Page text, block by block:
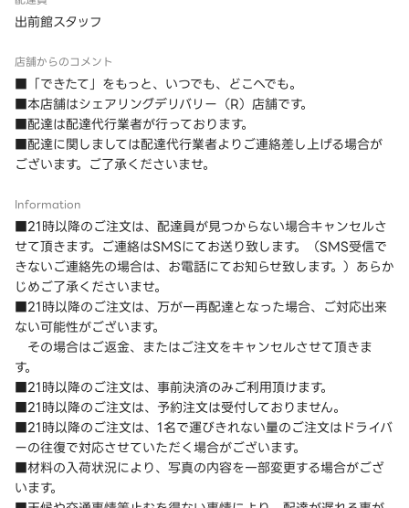
出前館スタッフ
店舗からのコメント
■「できたて」をもっと、いつでも、どこへでも。
■本店舗はシェアリングデリバリー（R）店舗です。
■配達は配達代行業者が行っております。
■配達に関しましては配達代行業者よりご連絡差し上げる場合が
ございます。ご了承くださいませ。
Information
■21時以降のご注文は、配達員が見つからない場合キャンセルさ
せて頂きます。ご連絡はSMSにてお送り致します。（SMS受信で
きないご連絡先の場合は、お電話にてお知らせ致します。）あらか
じめご了承くださいませ。
■21時以降のご注文は、万が一再配達となった場合、ご対応出来
ない可能性がございます。
その場合はご返金、またはご注文をキャンセルさせて頂きま
す。
■21時以降のご注文は、事前決済のみご利用頂けます。
■21時以降のご注文は、予約注文は受付しておりません。
■21時以降のご注文は、1名で運びきれない量のご注文はドライバ
ーの往復で対応させていただく場合がございます。
■材料の入荷状況により、写真の内容を一部変更する場合がござ
います。